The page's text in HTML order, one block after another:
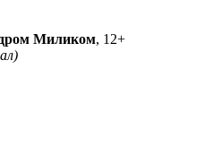
Миликом, 12+